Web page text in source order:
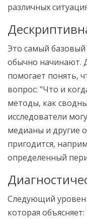
различных
Это самый базовый
обычно начинают.
помогает понять,
вопрос: "Что и
методы, как
исследователи
медианы и другие
пригодится,
определенный
Следующий
которая